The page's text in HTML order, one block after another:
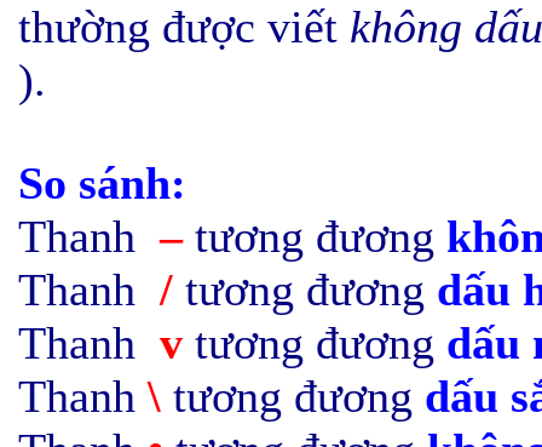
thường được viết không
).
So sánh:
Thanh – tương đương
Thanh / tương đương dấu
Thanh v tương đương dấu
Thanh \ tương đương dấu